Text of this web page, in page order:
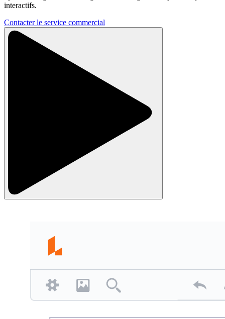
interactifs.
Contacter le service commercial